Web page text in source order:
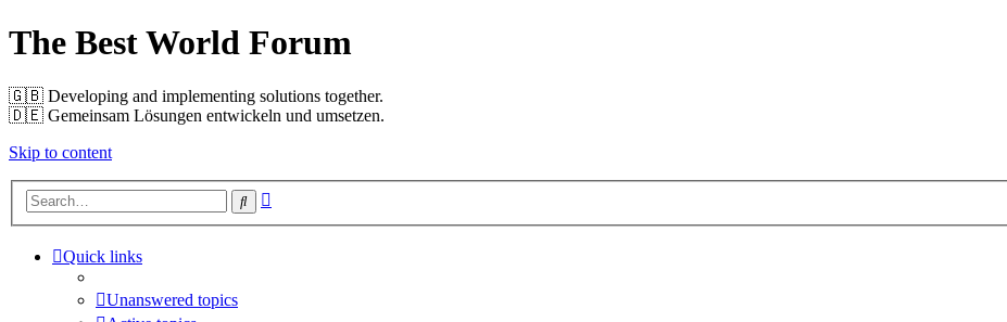
The Best World Forum
🇬🇧️ Developing and implementing solutions together.
🇩🇪️ Gemeinsam Lösungen entwickeln und umsetzen.
Skip to content
Search
Quick links
Unanswered topics